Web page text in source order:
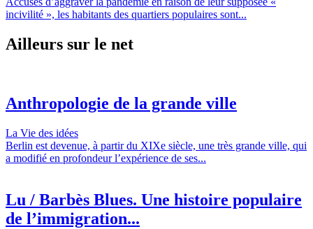
incivilité », les habitants des quartiers populaires sont...
Ailleurs sur le net
Anthropologie de la grande ville
La Vie des idées
Berlin est devenue, à partir du XIXe siècle, une très grande ville, qui
a modifié en profondeur l’expérience de ses...
Lu / Barbès Blues. Une histoire populaire
de l’immigration...